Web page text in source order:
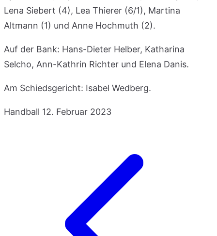
Lena Siebert (4), Lea Thierer (6/1), Martina
Altmann (1) und Anne Hochmuth (2).
Auf der Bank: Hans-Dieter Helber, Katharina
Selcho, Ann-Kathrin Richter und Elena Danis.
Am Schiedsgericht: Isabel Wedberg.
Handball 12. Februar 2023